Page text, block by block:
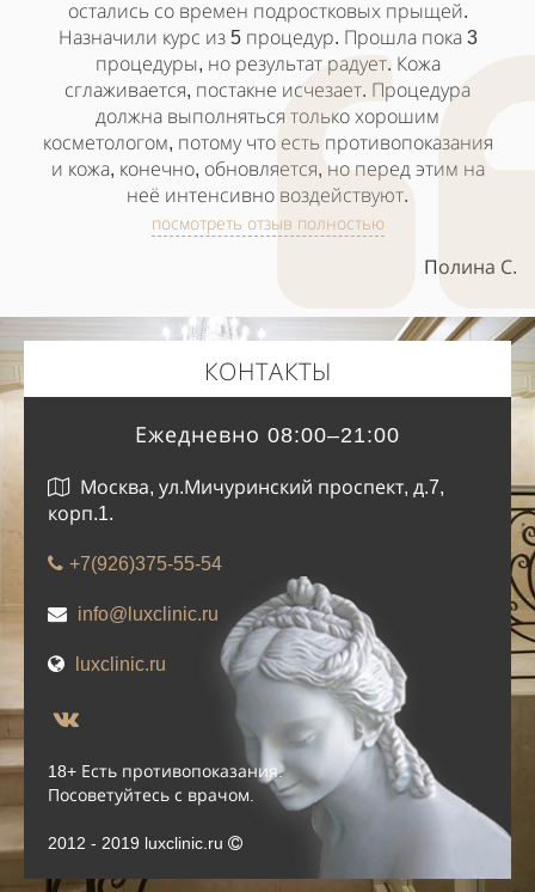
остались со времен подростковых прыщей.
Назначили курс из 5 процедур. Прошла пока 3
процедуры, но результат радует. Кожа
сглаживается, постакне исчезает. Процедура
должна выполняться только хорошим
косметологом, потому что есть противопоказания
и кожа, конечно, обновляется, но перед этим на
неё интенсивно воздействуют.
посмотреть отзыв полностью
Полина С.
КОНТАКТЫ
Ежедневно 08:00–21:00
Москва, ул.Мичуринский проспект, д.7,
корп.1.
+7(926)375-55-54
info@luxclinic.ru
luxclinic.ru
18+ Есть противопоказания.
Посоветуйтесь с врачом.
2012 - 2019 luxclinic.ru